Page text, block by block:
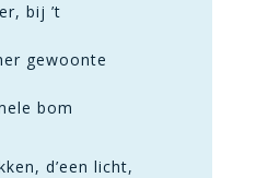
bij ’t
gewoonte
bom
d’een licht,